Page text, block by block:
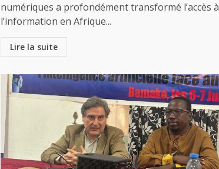
numériques a profondément transformé l’accès à
l’information en Afrique...
Lire la suite